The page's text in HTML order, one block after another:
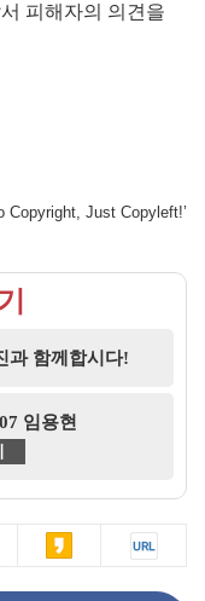
피해자의 의견을
Copyright, Just Copyleft!’
과 함께합시다!
임용현